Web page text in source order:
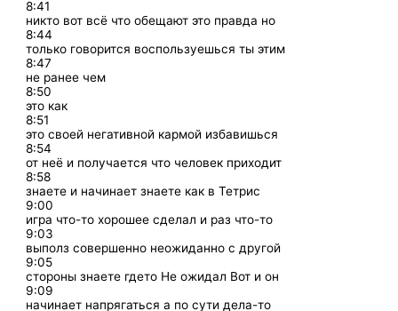
8:41
никто вот всё что обещают это правда но
8:44
только говорится воспользуешься ты этим
8:47
не ранее чем
8:50
это как
8:51
это своей негативной кармой избавишься
8:54
от неё и получается что человек приходит
8:58
знаете и начинает знаете как в Тетрис
9:00
игра что-то хорошее сделал и раз что-то
9:03
выполз совершенно неожиданно с другой
9:05
стороны знаете гдето Не ожидал Вот и он
9:09
начинает напрягаться а по сути дела-то